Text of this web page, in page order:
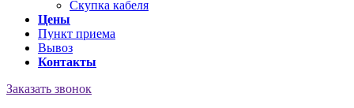
Скупка кабеля
Цены
Пункт приема
Вывоз
Контакты
Заказать звонок